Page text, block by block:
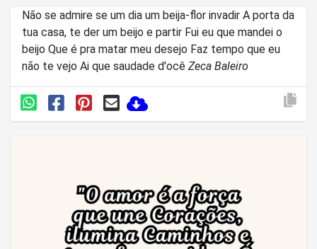
Não se admire se um dia um beija-flor invadir A porta da
tua casa, te der um beijo e partir Fui eu que mandei o
beijo Que é pra matar meu desejo Faz tempo que eu
não te vejo Ai que saudade d'ocê Zeca Baleiro